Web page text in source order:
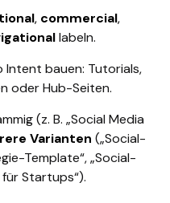
, commercial,
labeln.
bauen: Tutorials,
oder Hub-Seiten.
(z. B. „Social Media
Varianten („Social-
Template“, „Social-
Startups“).